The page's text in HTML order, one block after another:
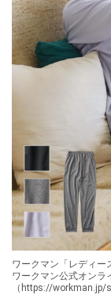
ワークマン「レディー
ワークマン公式オンラ
（https://